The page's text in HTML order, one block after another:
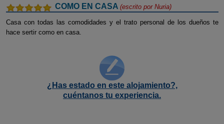
COMO EN CASA (escrito por Nuria)
Casa con todas las comodidades y el trato personal de los dueños te
hace sertir como en casa.
¿Has estado en este alojamiento?,
cuéntanos tu experiencia.